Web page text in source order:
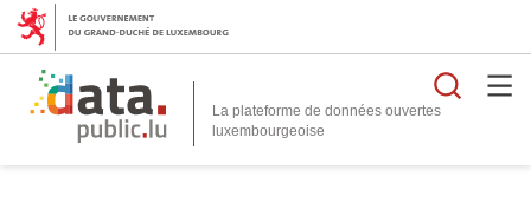
La plateforme de données ouvertes